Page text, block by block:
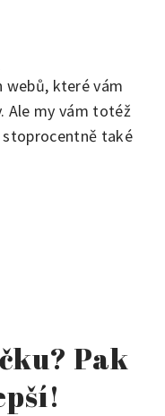
webů, které vám
Ale my vám totéž
také
Pak